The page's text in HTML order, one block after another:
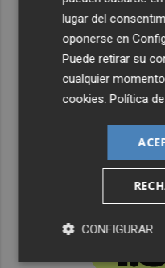
lugar del
oponerse en
Puede retirar su
cualquier
cookies.Política
CONFIGURAR